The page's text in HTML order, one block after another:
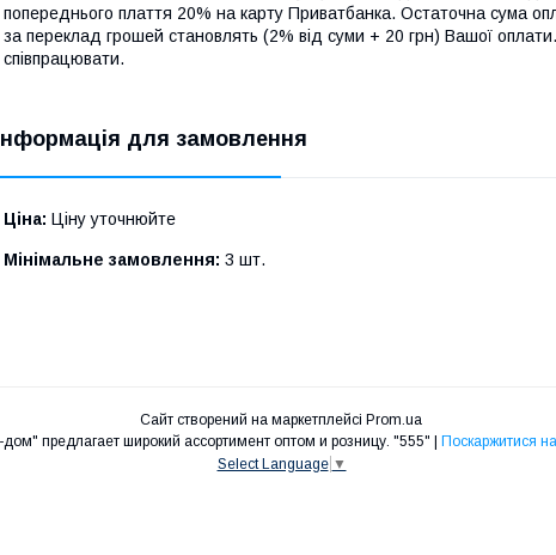
попереднього плаття 20% на карту Приватбанка. Остаточна сума
за переклад грошей становлять (2% від суми + 20 грн) Вашої
співпрацювати.
Інформація для замовлення
Ціна: Ціну уточнюйте
Мінімальне замовлення: 3 шт.
Сайт створений на маркетплейсі Prom.ua
Поскаржитися
Select Language ▼